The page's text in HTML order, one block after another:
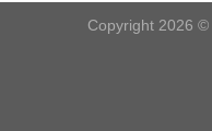
Copyright 2026 ©